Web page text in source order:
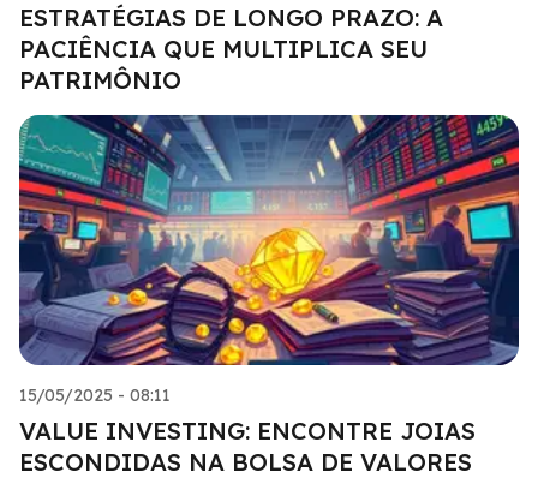
ESTRATÉGIAS DE LONGO PRAZO: A
PACIÊNCIA QUE MULTIPLICA SEU
PATRIMÔNIO
15/05/2025 - 08:11
VALUE INVESTING: ENCONTRE JOIAS
ESCONDIDAS NA BOLSA DE VALORES